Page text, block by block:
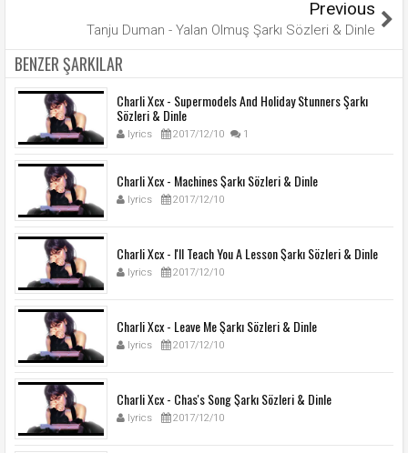
Previous
Tanju Duman - Yalan Olmuş Şarkı Sözleri & Dinle
BENZER ŞARKILAR
Charli Xcx - Supermodels And Holiday Stunners Şarkı
Sözleri & Dinle
lyrics 2017/12/10 1
Charli Xcx - Machines Şarkı Sözleri & Dinle
lyrics 2017/12/10
Charli Xcx - I'll Teach You A Lesson Şarkı Sözleri & Dinle
lyrics 2017/12/10
Charli Xcx - Leave Me Şarkı Sözleri & Dinle
lyrics 2017/12/10
Charli Xcx - Chas's Song Şarkı Sözleri & Dinle
lyrics 2017/12/10